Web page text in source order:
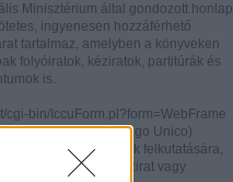
Minisztérium által gondozott honlap
ingyenesen hozzáférhető
tartalmaz, amelyben a könyveken
folyóiratok, kéziratok, partitúrák és
is.
cgi-bin/IccuForm.pl?form=WebFrame
Centrale per il Catalogo Unico)
Hasznos lehet annak felkutatására,
fel egy-egy könyv, kézirat vagy